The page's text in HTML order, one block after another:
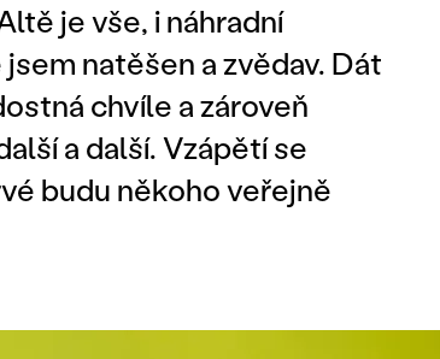
je vše, i náhradní
natěšen a zvědav. Dát
chvíle a zároveň
a další. Vzápětí se
budu někoho veřejně